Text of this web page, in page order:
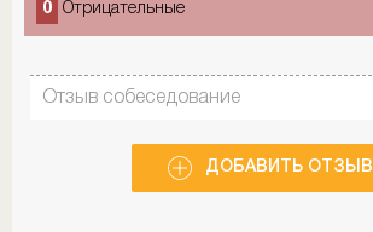
0 Отрицательные
Отзыв собеседование
ДОБАВИТЬ ОТЗЫВ